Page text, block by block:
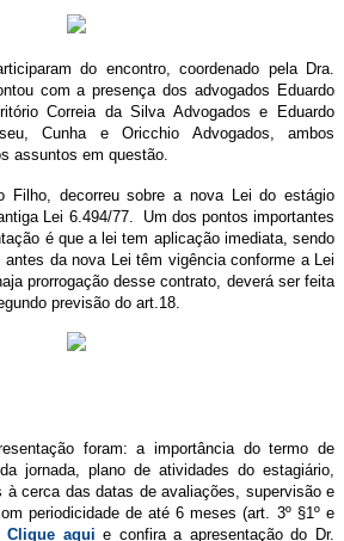
do encontro, coordenado pela Dra.
com a presença dos advogados Eduardo
Correia da Silva Advogados e Eduardo
Cunha e Oricchio Advogados, ambos
assuntos em questão.
Filho, decorreu sobre a nova Lei do estágio
Lei 6.494/77. Um dos pontos importantes
é que a lei tem aplicação imediata, sendo
da nova Lei têm vigência conforme a Lei
prorrogação desse contrato, deverá ser feita
previsão do art.18.
foram: a importância do termo de
jornada, plano de atividades do estagiário,
à cerca das datas de avaliações, supervisão e
periodicidade de até 6 meses (art. 3º §1º e
Clique aqui e confira a apresentação do Dr.